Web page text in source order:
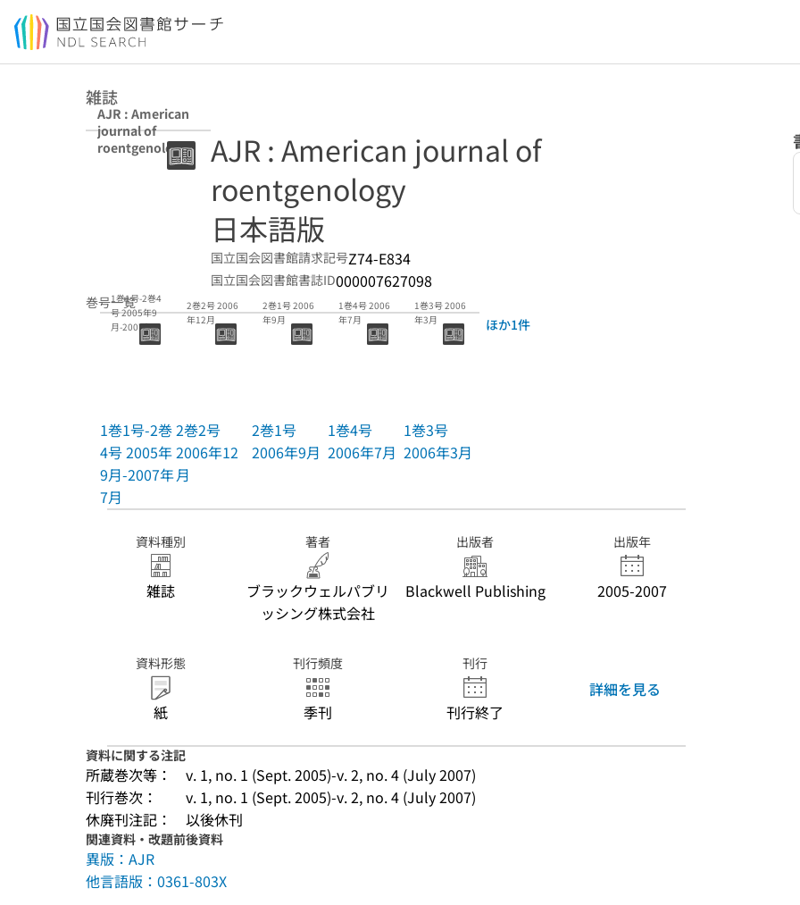
本文へ移動
雑誌
AJR : American
journal of
roentgenology
AJR : American journal of
roentgenology
日本語版
国立国会図書館請求記号Z74-E834
国立国会図書館書誌ID000007627098
巻号一覧1巻1号-2巻4
号 2005年9
月-2007年7
1巻1号-2巻
4号 2005年
9月-2007年
7月
2巻2号 2006
年12月
2巻2号
2006年12
月
2巻1号 2006
年9月
2巻1号
2006年9月
1巻4号 2006
年7月
1巻4号
2006年7月
1巻3号 2006
年3月
1巻3号
2006年3月
ほか1件
資料種別
雑誌
著者
ブラックウェルパブリ
ッシング株式会社
出版者
Blackwell Publishing
出版年
2005-2007
資料形態
紙
刊行頻度
季刊
刊行
刊行終了
詳細を見る
資料に関する注記
所蔵巻次等：
v. 1, no. 1 (Sept. 2005)-v. 2, no. 4 (July 2007)
刊行巻次：
v. 1, no. 1 (Sept. 2005)-v. 2, no. 4 (July 2007)
休廃刊注記：
以後休刊
関連資料・改題前後資料
異版：AJR
他言語版：0361-803X